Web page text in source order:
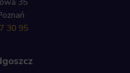
35
30 95